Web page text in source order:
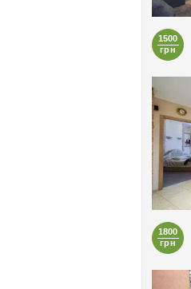
1500
грн
1800
грн